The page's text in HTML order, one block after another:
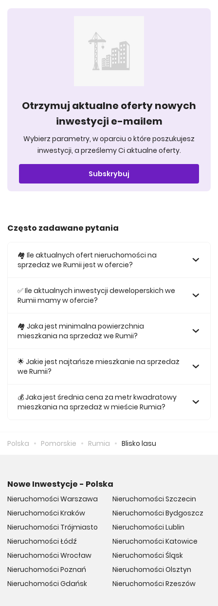
Otrzymuj aktualne oferty nowych
inwestycji e-mailem
Wybierz parametry, w oparciu o które poszukujesz
inwestycji, a prześlemy Ci aktualne oferty.
Subskrybuj
Często zadawane pytania
🏘️ Ile aktualnych ofert nieruchomości na
sprzedaż we Rumii jest w ofercie?
we Rumii.
✅ Ile aktualnych inwestycji deweloperskich we
Rumii mamy w ofercie?
deweloperskich we Rumii.
🏘 Jaka jest minimalna powierzchnia
mieszkania na sprzedaż we Rumii?
jest 36,91.
🌟 Jakie jest najtańsze mieszkanie na sprzedaż
we Rumii?
ofercie kosztuje 371 275 zł.
💰 Jaka jest średnia cena za metr kwadratowy
mieszkania na sprzedaż w mieście Rumia?
Polska Pomorskie Rumia Blisko lasu
Nowe Inwestycje - Polska
Nieruchomości Warszawa
Nieruchomości Kraków
Nieruchomości Trójmiasto
Nieruchomości Łódź
Nieruchomości Wrocław
Nieruchomości Poznań
Nieruchomości Gdańsk
Nieruchomości Szczecin
Nieruchomości Bydgoszcz
Nieruchomości Lublin
Nieruchomości Katowice
Nieruchomości Śląsk
Nieruchomości Olsztyn
Nieruchomości Rzeszów